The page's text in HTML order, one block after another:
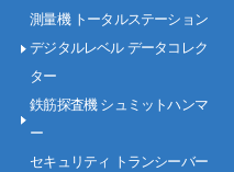
測量機 トータルステーション
デジタルレベル データコレク
ター
鉄筋探査機 シュミットハンマ
ー
セキュリティ トランシーバー